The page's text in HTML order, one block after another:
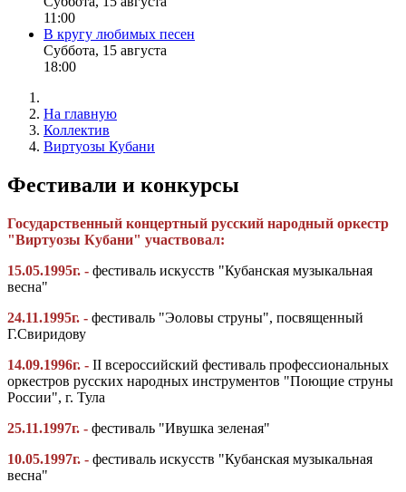
11:00
В кругу любимых песен
Суббота, 15 августа
18:00
На главную
Коллектив
Виртуозы Кубани
Фестивали и конкурсы
Государственный концертный русский народный оркестр
"Виртуозы Кубани" участвовал:
15.05.1995г. - фестиваль искусств "Кубанская музыкальная
весна"
24.11.1995г. - фестиваль "Эоловы струны", посвященный
Г.Свиридову
14.09.1996г. - II всероссийский фестиваль профессиональных
оркестров русских народных инструментов "Поющие струны
России", г. Тула
25.11.1997г. - фестиваль "Ивушка зеленая"
10.05.1997г. - фестиваль искусств "Кубанская музыкальная
весна"